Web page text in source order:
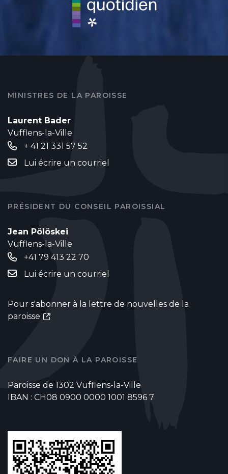
MINISTRES DE LA PAROISSE
Laurent Bader
Vufflens-la-Ville
+ 41 21 331 57 52
Lui écrire un courriel
PRÉSIDENT DU CONSEIL PAROISSIAL
Jean Pölöskei
Vufflens-la-Ville
+41 79 413 22 70
Lui écrire un courriel
Pour s'abonner à la lettre de nouvelles de la
paroisse
FAIRE UN DON À LA PAROISSE
Paroisse de 1302 Vufflens-la-Ville
IBAN : CH08 0900 0000 1001 8596 7